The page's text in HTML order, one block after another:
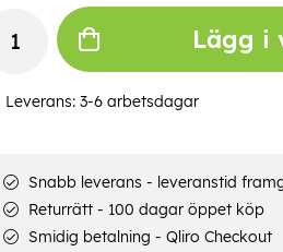
Lägg i
Leverans: 3-6 arbetsdagar
Snabb leverans - leveranstid
Returrätt - 100 dagar öppet köp
Smidig betalning - Qliro Checkout